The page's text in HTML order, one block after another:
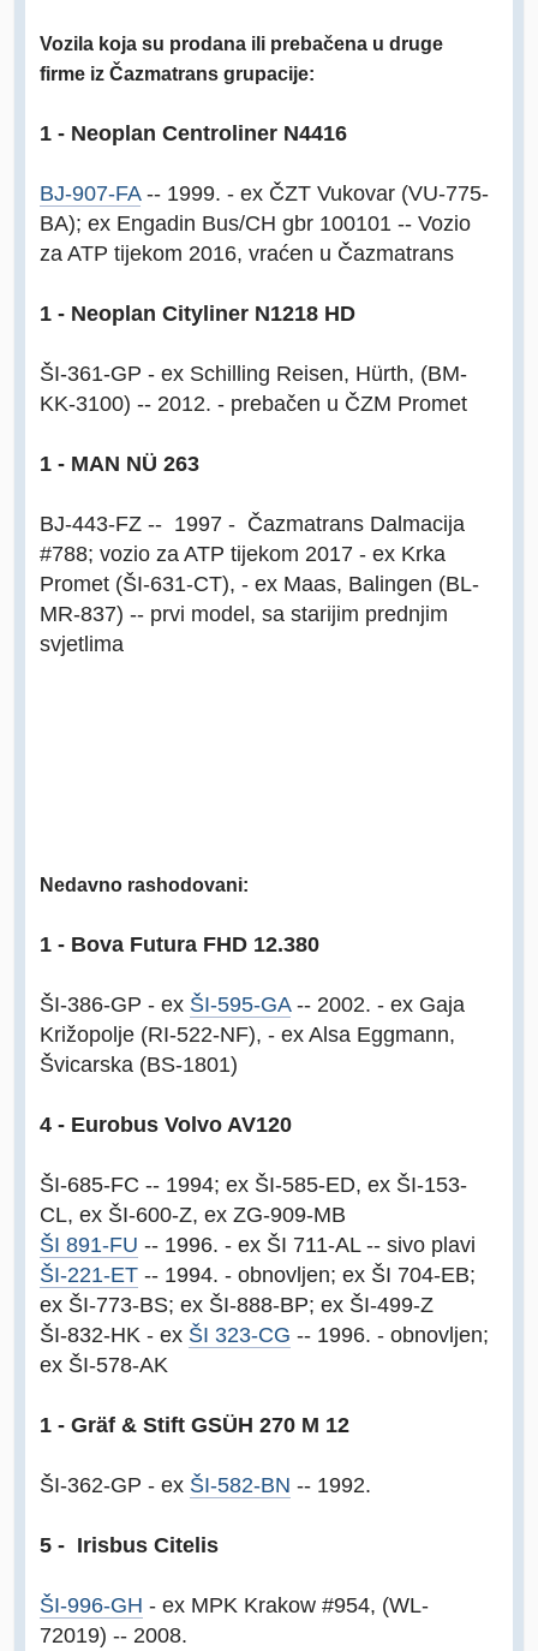
Vozila koja su prodana ili prebačena u druge
firme iz Čazmatrans grupacije:
1 - Neoplan Centroliner N4416
BJ-907-FA-- 1999. - ex ČZT Vukovar (VU-775-
BA); ex Engadin Bus/CH gbr 100101 -- Vozio
za ATP tijekom 2016, vraćen u Čazmatrans
1 - Neoplan Cityliner N1218 HD
ŠI-361-GP - ex Schilling Reisen, Hürth, (BM-
KK-3100) -- 2012. - prebačen u ČZM Promet
1 - MAN NÜ 263
BJ-443-FZ -- 1997 - Čazmatrans Dalmacija
#788; vozio za ATP tijekom 2017 - ex Krka
Promet (ŠI-631-CT), - ex Maas, Balingen (BL-
MR-837) -- prvi model, sa starijim prednjim
svjetlima
Nedavno rashodovani:
1 - Bova Futura FHD 12.380
ŠI-386-GP - ex ŠI-595-GA-- 2002. - ex Gaja
Križopolje (RI-522-NF), - ex Alsa Eggmann,
Švicarska (BS-1801)
4 - Eurobus Volvo AV120
ŠI-685-FC -- 1994; ex ŠI-585-ED, ex ŠI-153-
CL, ex ŠI-600-Z, ex ZG-909-MB
ŠI 891-FU -- 1996. - ex ŠI 711-AL -- sivo plavi
ŠI-221-ET -- 1994. - obnovljen; ex ŠI 704-EB;
ex ŠI-773-BS; ex ŠI-888-BP; ex ŠI-499-Z
ŠI-832-HK - ex ŠI 323-CG -- 1996. - obnovljen;
ex ŠI-578-AK
1 - Gräf & Stift GSÜH 270 M 12
ŠI-362-GP - ex ŠI-582-BN -- 1992.
5 - Irisbus Citelis
ŠI-996-GH - ex MPK Krakow #954, (WL-
72019) -- 2008.